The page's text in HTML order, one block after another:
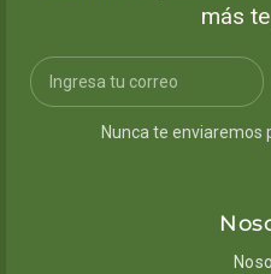
más
Nunca te enviaremos